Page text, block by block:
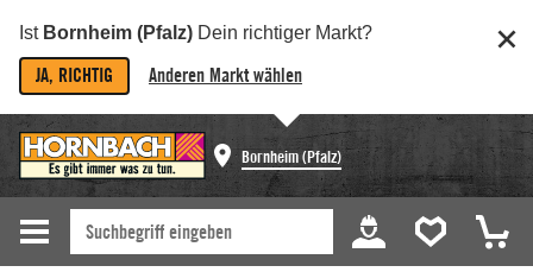
Ist Bornheim (Pfalz) Dein richtiger Markt?
JA, RICHTIG Anderen Markt wählen
Bornheim (Pfalz)